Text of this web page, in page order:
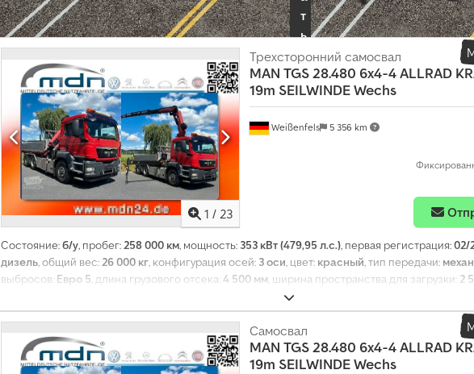
т
ь
п
а
к
е
т
а
У
з
н
й
т
е
1 / 23
Weißenfels 5 356 km
Трехсторонний самосвал
MAN TGS 28.480 6x4-4 ALLRAD
19m SEILWINDE Wechs
Состояние:б/у, пробег: 258 000 км, мощность: 353 кВт (479,95 л.с.), первая регистрация:02/
дизель , общий вес: 26 000 кг , конфигурация осей: 3 оси , цвет: красный , тип передачи:
выбросов: Евро 5 , длина грузового отсека:4 500 мм , ширина пространства для загрузки: 2
ABS, кондиционер, кран, отопитель стояночный, полный привод, сажевый
электронная программа стабилизации (ESP),
Самосвал
MAN TGS 28.480 6x4-4 ALLRAD
19m SEILWINDE Wechs